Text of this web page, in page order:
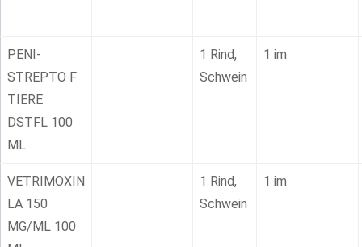
PENI-
STREPTO F
TIERE
DSTFL 100
ML
1 Rind,
Schwein
1 im
VETRIMOXIN
LA 150
MG/ML 100
1 Rind,
Schwein
1 im